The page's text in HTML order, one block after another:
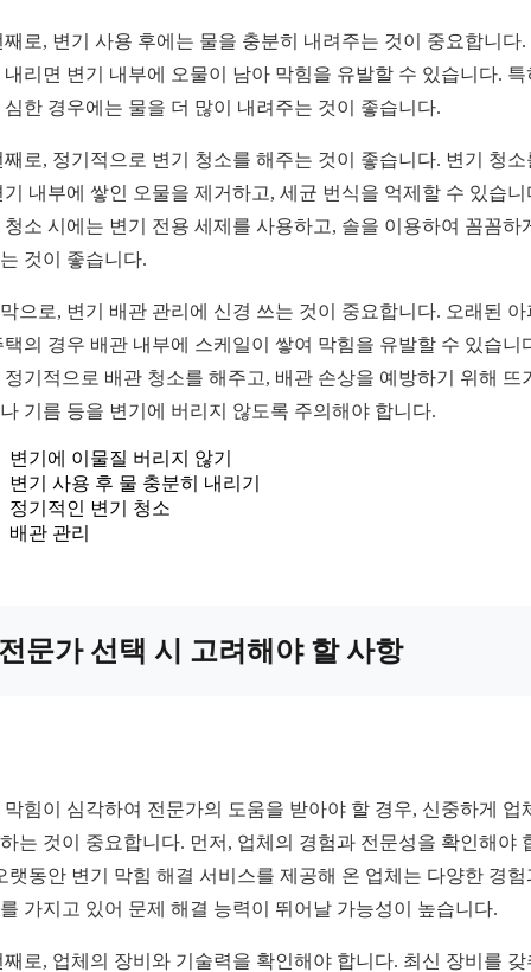
째로, 변기 사용 후에는 물을 충분히 내려주는 것이 중요합니다.
내리면 변기 내부에 오물이 남아 막힘을 유발할 수 있습니다. 특
심한 경우에는 물을 더 많이 내려주는 것이 좋습니다.
째로, 정기적으로 변기 청소를 해주는 것이 좋습니다. 변기 청소
기 내부에 쌓인 오물을 제거하고, 세균 번식을 억제할 수 있습니
청소 시에는 변기 전용 세제를 사용하고, 솔을 이용하여 꼼꼼하
것이 좋습니다.
으로, 변기 배관 관리에 신경 쓰는 것이 중요합니다. 오래된 아
택의 경우 배관 내부에 스케일이 쌓여 막힘을 유발할 수 있습니
정기적으로 배관 청소를 해주고, 배관 손상을 예방하기 위해 뜨
기름 등을 변기에 버리지 않도록 주의해야 합니다.
변기에 이물질 버리지 않기
변기 사용 후 물 충분히 내리기
정기적인 변기 청소
배관 관리
문가 선택 시 고려해야 할 사항
막힘이 심각하여 전문가의 도움을 받아야 할 경우, 신중하게 업
는 것이 중요합니다. 먼저, 업체의 경험과 전문성을 확인해야
랫동안 변기 막힘 해결 서비스를 제공해 온 업체는 다양한 경험
가지고 있어 문제 해결 능력이 뛰어날 가능성이 높습니다.
째로, 업체의 장비와 기술력을 확인해야 합니다. 최신 장비를 갖